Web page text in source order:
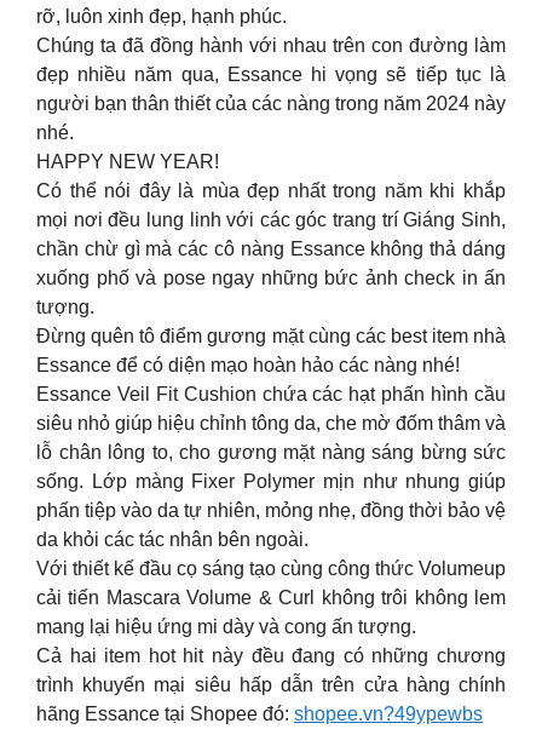
rỡ, luôn xinh đẹp, hạnh phúc.
Chúng ta đã đồng hành với nhau trên con đường làm
đẹp nhiều năm qua, Essance hi vọng sẽ tiếp tục là
người bạn thân thiết của các nàng trong năm 2024 này
nhé.
HAPPY NEW YEAR!
Có thể nói đây là mùa đẹp nhất trong năm khi khắp
mọi nơi đều lung linh với các góc trang trí Giáng Sinh,
chần chừ gì mà các cô nàng Essance không thả dáng
xuống phố và pose ngay những bức ảnh check in ấn
tượng.
Đừng quên tô điểm gương mặt cùng các best item nhà
Essance để có diện mạo hoàn hảo các nàng nhé!
Essance Veil Fit Cushion chứa các hạt phấn hình cầu
siêu nhỏ giúp hiệu chỉnh tông da, che mờ đốm thâm và
lỗ chân lông to, cho gương mặt nàng sáng bừng sức
sống. Lớp màng Fixer Polymer mịn như nhung giúp
phấn tiệp vào da tự nhiên, mỏng nhẹ, đồng thời bảo vệ
da khỏi các tác nhân bên ngoài.
Với thiết kế đầu cọ sáng tạo cùng công thức Volumeup
cải tiến Mascara Volume & Curl không trôi không lem
mang lại hiệu ứng mi dày và cong ấn tượng.
Cả hai item hot hit này đều đang có những chương
trình khuyến mại siêu hấp dẫn trên cửa hàng chính
hãng Essance tại Shopee đó: shopee.vn?49ypewbs